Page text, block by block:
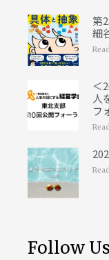
第
細
＜
人
フ
Follow Us